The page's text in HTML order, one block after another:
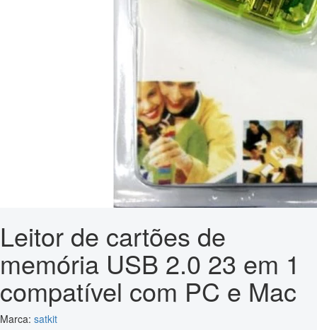
Leitor de cartões de
memória USB 2.0 23 em 1
compatível com PC e Mac
Marca: satkit